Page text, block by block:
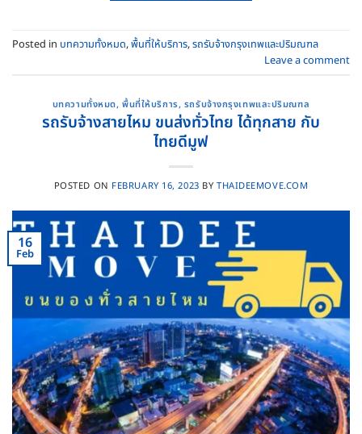
Posted in บทความทั้งหมด,พื้นที่ให้บริการ,รถรับจ้างกรุงเทพและปริมณฑล
Leave a comment
บทความทั้งหมด,พื้นที่ให้บริการ, รถรับจ้างกรุงเทพและปริมณฑล
รถรับจ้างสายไหม ขนส่งทั่วไทย ได้ทุกสาย กับ
ไทยดีมูฟ
POSTED ON FEBRUARY 16, 2023 BY THAIDEEMOVE.COM
16
Feb